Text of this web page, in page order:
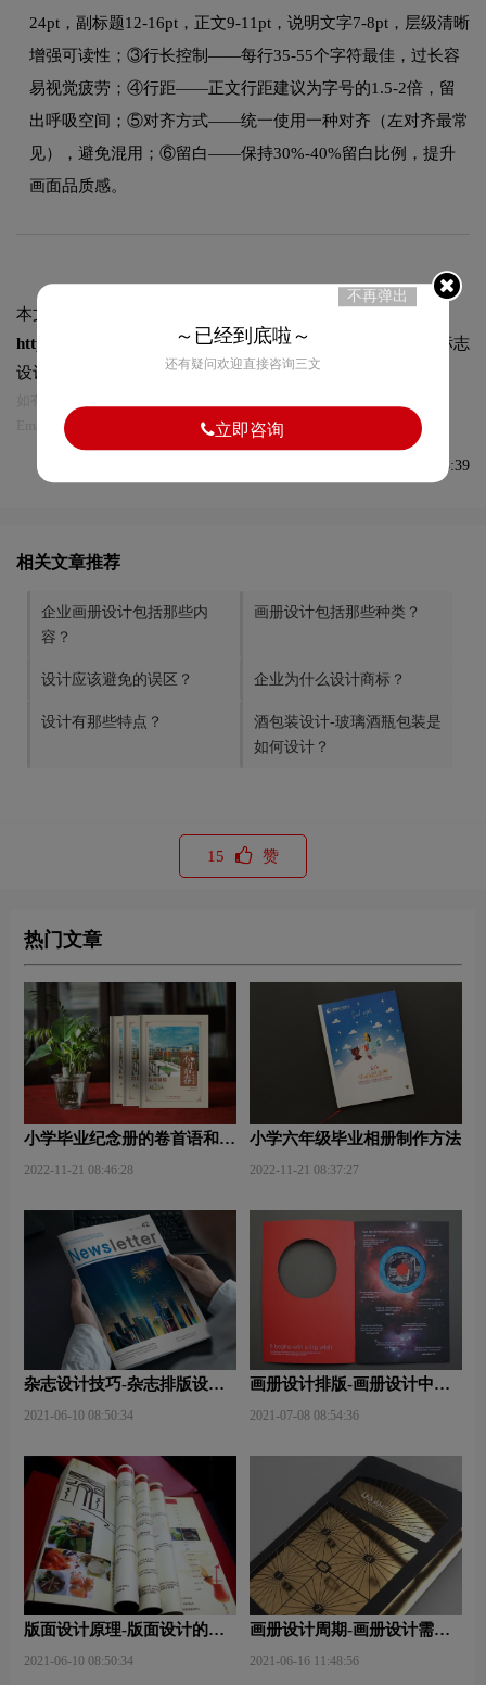
24pt，副标题12-16pt，正文9-11pt，说明文字7-8pt，层级清晰
增强可读性；③行长控制——每行35-55个字符最佳，过长容
易视觉疲劳；④行距——正文行距建议为字号的1.5-2倍，留
出呼吸空间；⑤对齐方式——统一使用一种对齐（左对齐最常
见），避免混用；⑥留白——保持30%-40%留白比例，提升
画面品质感。
本文标题和链接
https://logo9.net/works/4806.html转载时请注明出处为诗宸标志
设计及本链接!
Email:75696531@qq.com，我们将第一时间安排删除。
发布于2021-06-08 10:53:39
相关文章推荐
企业画册设计包括那些内
容？
画册设计包括那些种类？
设计应该避免的误区？ 企业为什么设计商标？
设计有那些特点？
酒包装设计-玻璃酒瓶包装是
如何设计？
15 赞
热门文章
小学毕业纪念册的卷首语和卷
2022-11-21 08:46:28
小学六年级毕业相册制作方法
2022-11-21 08:37:27
杂志设计技巧-杂志排版设计
2021-06-10 08:50:34
画册设计排版-画册设计中图
2021-07-08 08:54:36
版面设计原理-版面设计的原
2021-06-10 08:50:34
画册设计周期-画册设计需要
2021-06-16 11:48:56
不再弹出
～已经到底啦～
还有疑问欢迎直接咨询三文
立即咨询